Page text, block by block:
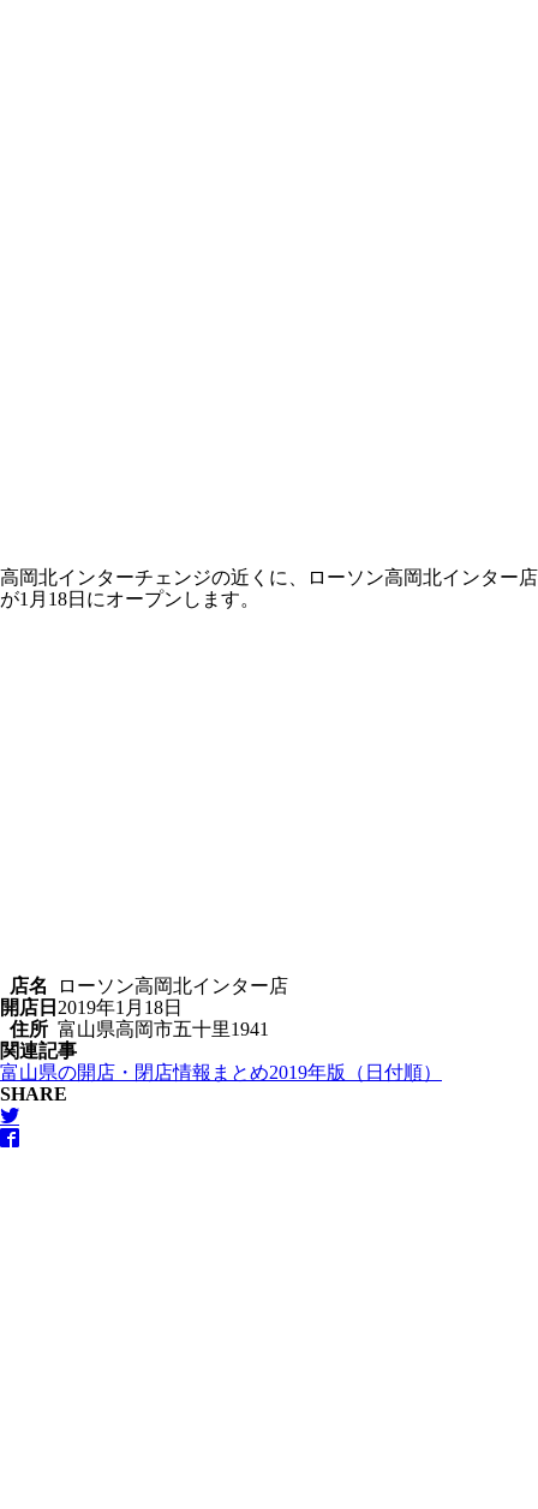
高岡北インターチェンジの近くに、ローソン高岡北インター店
が1月18日にオープンします。
店名
ローソン高岡北インター店
開店日 2019年1月18日
住所 富山県高岡市五十里1941
関連記事
富山県の開店・閉店情報まとめ2019年版（日付順）
SHARE